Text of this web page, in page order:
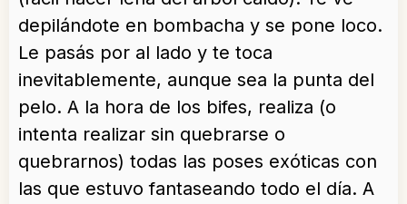
depilándote en bombacha y se pone loco.
Le pasás por al lado y te toca
inevitablemente, aunque sea la punta del
pelo. A la hora de los bifes, realiza (o
intenta realizar sin quebrarse o
quebrarnos) todas las poses exóticas con
las que estuvo fantaseando todo el día. A